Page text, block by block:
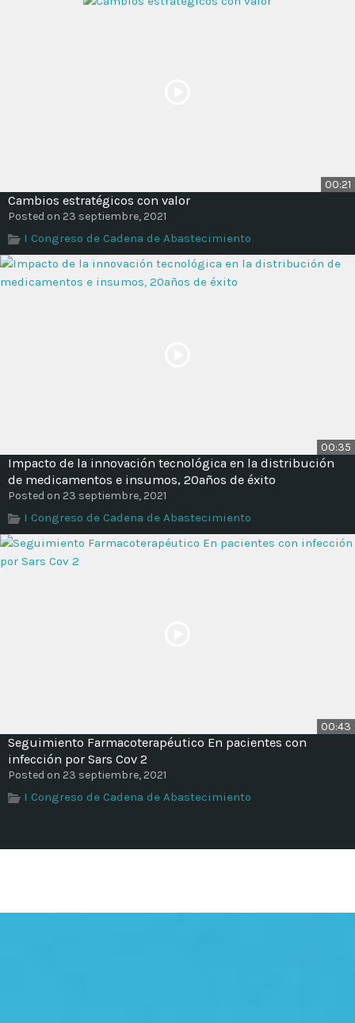
00:21
Cambios estratégicos con valor
Posted on 23 septiembre, 2021
I Congreso de Cadena de Abastecimiento
00:35
Impacto de la innovación tecnológica en la distribución
de medicamentos e insumos, 20años de éxito
Posted on 23 septiembre, 2021
I Congreso de Cadena de Abastecimiento
00:43
Seguimiento Farmacoterapéutico En pacientes con
infección por Sars Cov 2
Posted on 23 septiembre, 2021
I Congreso de Cadena de Abastecimiento